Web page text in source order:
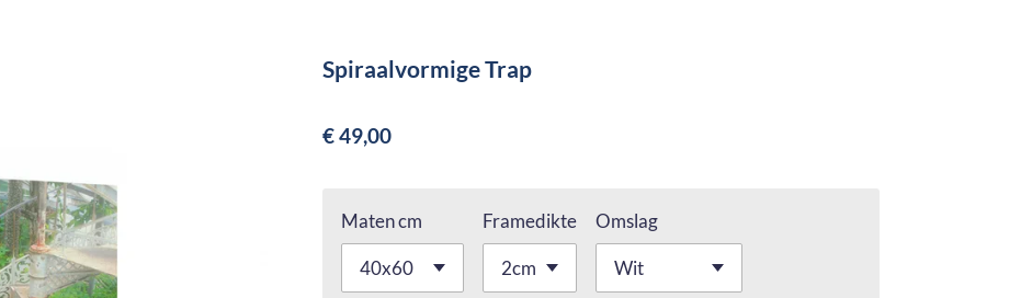
Spiraalvormige Trap
€ 49,00
Maten cm Framedikte Omslag